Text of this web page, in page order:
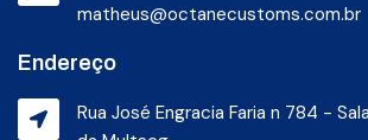
matheus@octanecustoms.com.br
Endereço
Rua José Engracia Faria n 784 -